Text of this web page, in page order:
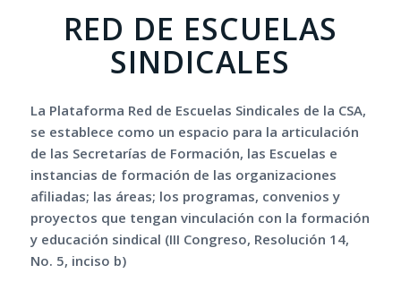
RED DE ESCUELAS
SINDICALES
La Plataforma Red de Escuelas Sindicales de la CSA,
se establece como un espacio para la articulación
de las Secretarías de Formación, las Escuelas e
instancias de formación de las organizaciones
afiliadas; las áreas; los programas, convenios y
proyectos que tengan vinculación con la formación
y educación sindical (III Congreso, Resolución 14,
No. 5, inciso b)